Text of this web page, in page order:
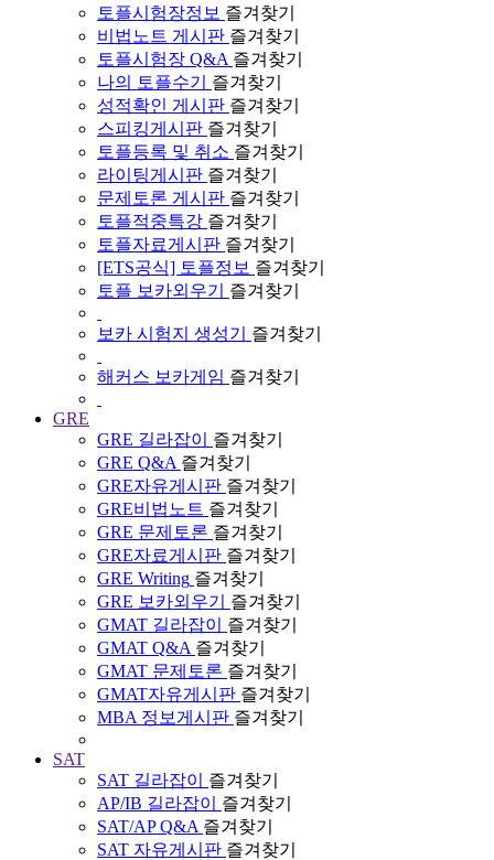
토플시험장정보 즐겨찾기
비법노트 게시판 즐겨찾기
토플시험장 Q&A 즐겨찾기
나의 토플수기
즐겨찾기
성적확인 게시판 즐겨찾기
스피킹게시판 즐겨찾기
토플등록 및 취소 즐겨찾기
라이팅게시판 즐겨찾기
문제토론 게시판 즐겨찾기
토플적중특강 즐겨찾기
토플자료게시판 즐겨찾기
[ETS공식] 토플정보 즐겨찾기
토플 보카외우기
즐겨찾기
보카 시험지 생성기 즐겨찾기
해커스 보카게임 즐겨찾기
GRE
GRE 길라잡이
즐겨찾기
GRE Q&A 즐겨찾기
GRE자유게시판 즐겨찾기
GRE비법노트 즐겨찾기
GRE 문제토론 즐겨찾기
GRE자료게시판 즐겨찾기
GRE Writing 즐겨찾기
GRE 보카외우기
즐겨찾기
GMAT 길라잡이
즐겨찾기
GMAT Q&A 즐겨찾기
GMAT 문제토론 즐겨찾기
GMAT자유게시판 즐겨찾기
MBA 정보게시판 즐겨찾기
SAT
SAT 길라잡이
즐겨찾기
AP/IB 길라잡이
즐겨찾기
SAT/AP Q&A 즐겨찾기
SAT 자유게시판 즐겨찾기